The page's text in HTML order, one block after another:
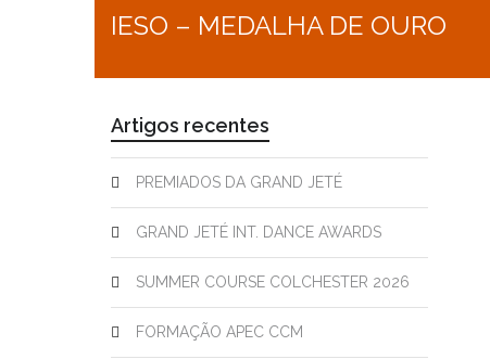
IESO – MEDALHA DE OURO
Artigos recentes
PREMIADOS DA GRAND JETÉ
GRAND JETÉ INT. DANCE AWARDS
SUMMER COURSE COLCHESTER 2026
FORMAÇÃO APEC CCM